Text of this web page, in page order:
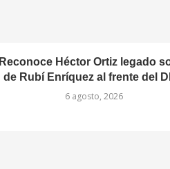
Reconoce Héctor Ortiz legado
de Rubí Enríquez al frente del
6 agosto, 2026